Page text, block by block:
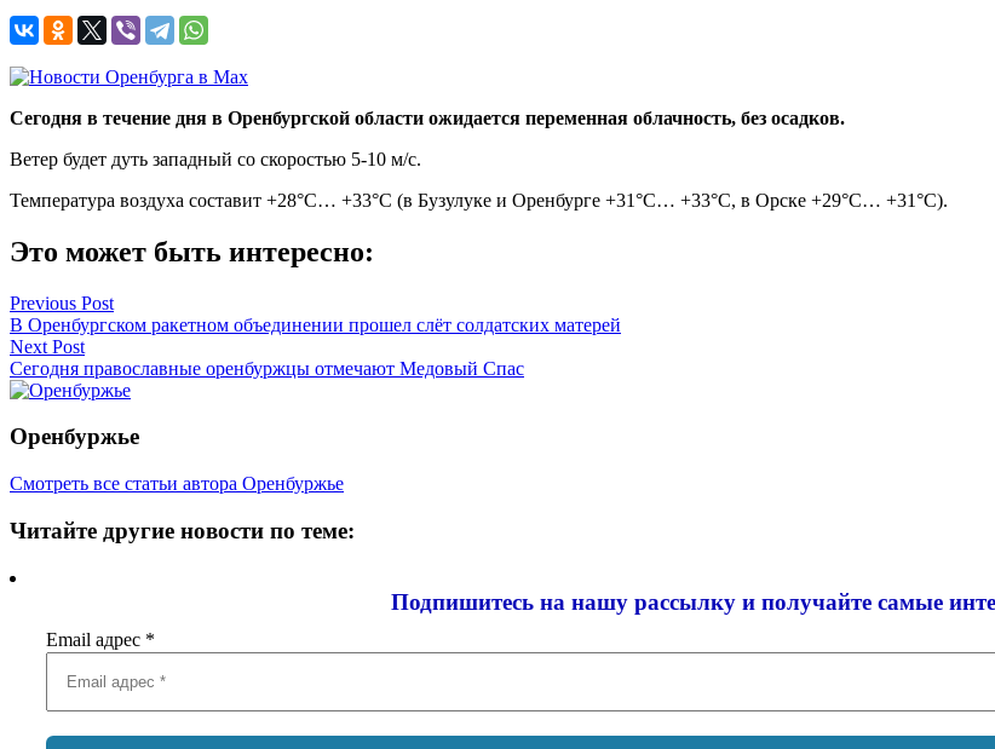
Сегодня в течение дня в Оренбургской области ожидается переменная облачность, без осадков.
Ветер будет дуть западный со скоростью 5-10 м/с.
Температура воздуха составит +28°C… +33°C (в Бузулуке и Оренбурге +31°C… +33°C, в Орске +29°C… +31°C).
Это может быть интересно:
Навигация
по
записям
Previous Post
В Оренбургском ракетном объединении прошел слёт солдатских матерей
Next Post
Сегодня православные оренбуржцы отмечают Медовый Спас
Оренбуржье
Смотреть все статьи автора Оренбуржье
Читайте другие новости по теме:
Подпишитесь на нашу рассылку и получайте самые
Email адрес *